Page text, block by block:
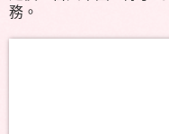
務。